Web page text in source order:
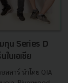
ทุน Series D
นเอเชีย
ลาร์ นำโดย QIA